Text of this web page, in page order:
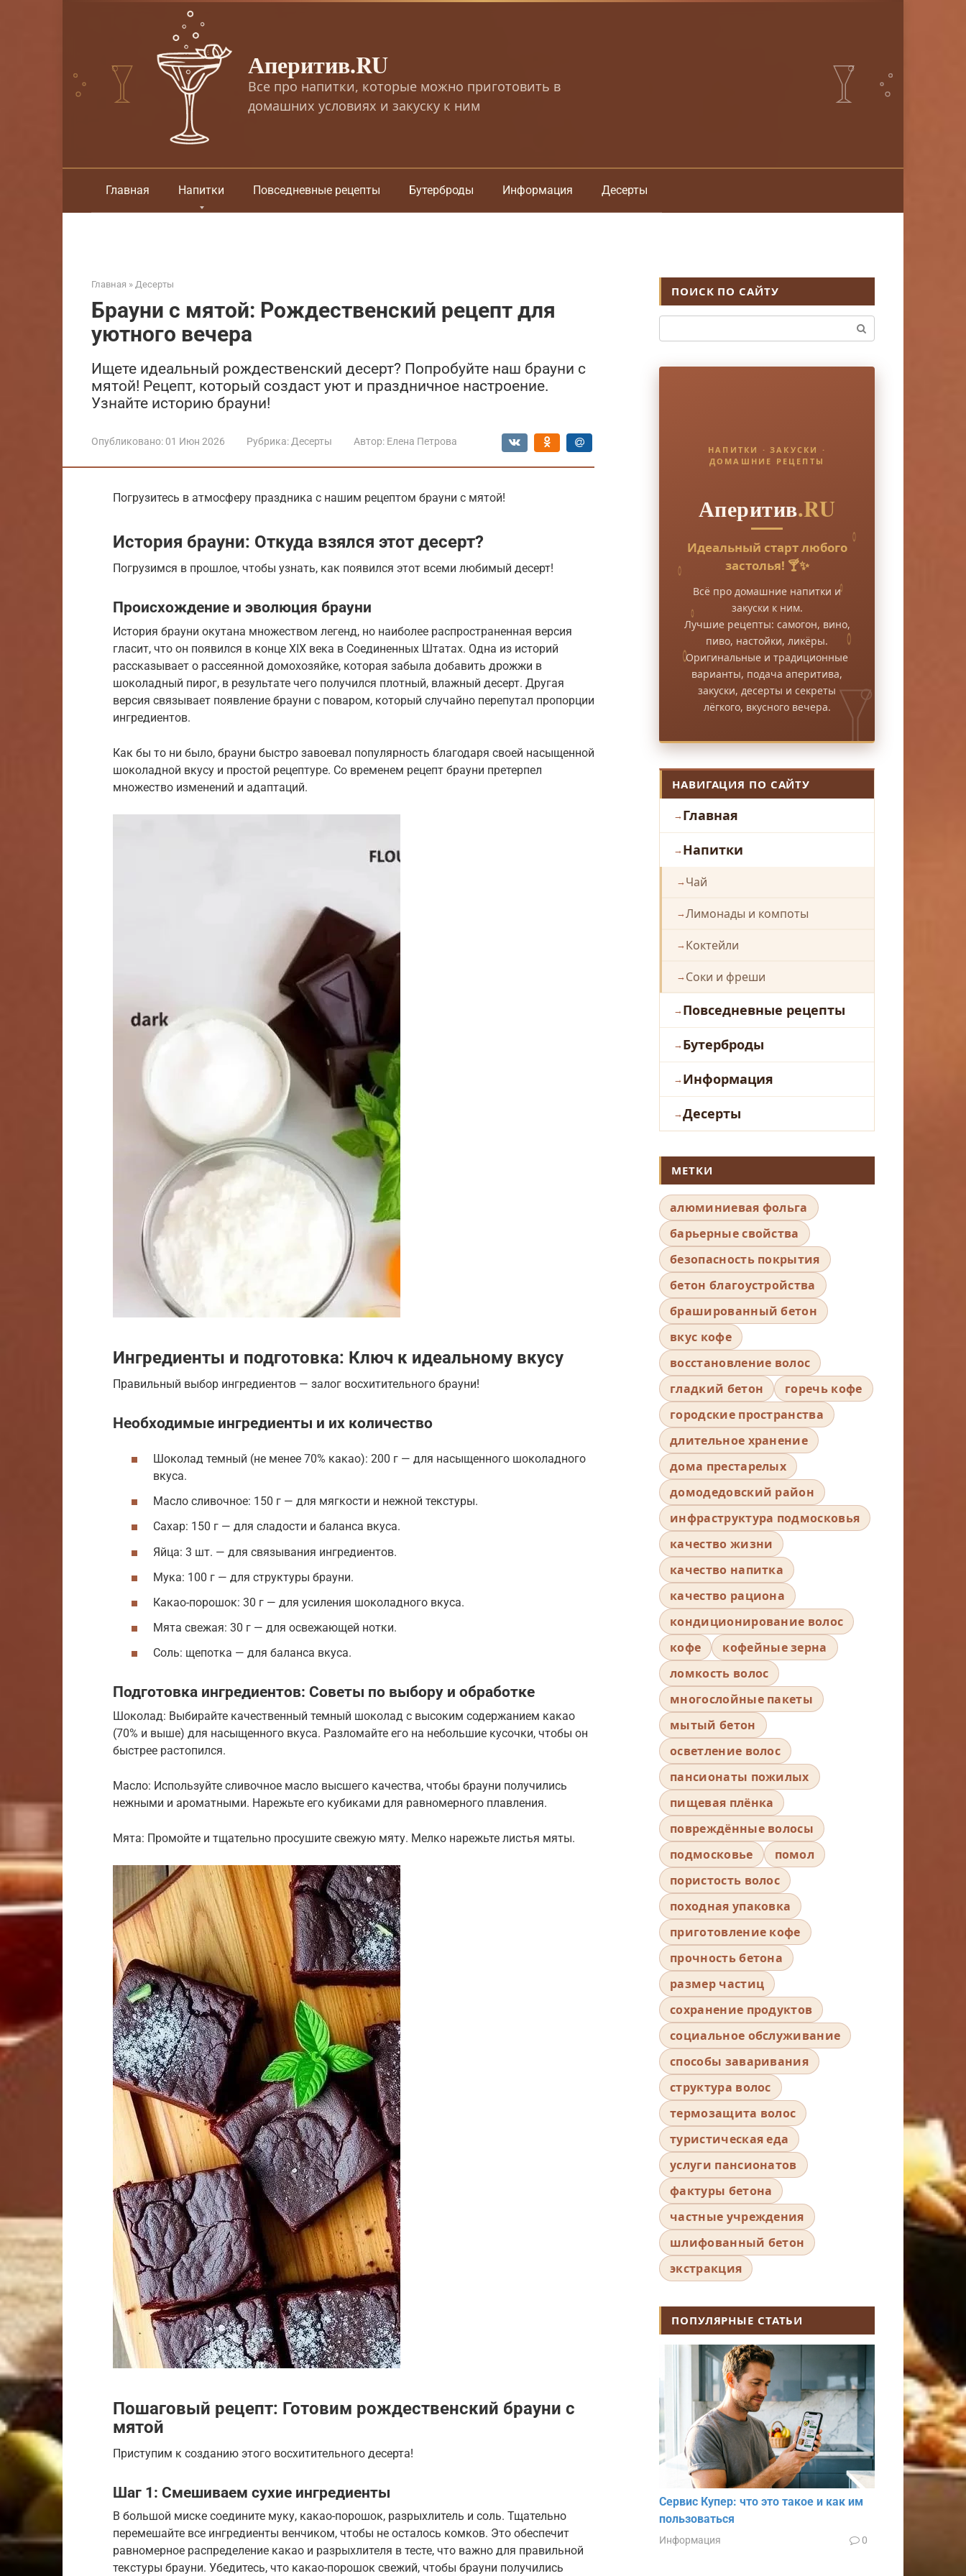
Аперитив.RU
Все про напитки, которые можно приготовить в
домашних условиях и закуску к ним
Главная Напитки Повседневные рецепты Бутерброды Информация Десерты
Главная » Десерты
Брауни с мятой: Рождественский рецепт для
уютного вечера
Ищете идеальный рождественский десерт? Попробуйте наш брауни с
мятой! Рецепт, который создаст уют и праздничное настроение.
Узнайте историю брауни!
Опубликовано: 01 Июн 2026 Рубрика: Десерты Автор: Елена Петрова
Погрузитесь в атмосферу праздника с нашим рецептом брауни с мятой!
История брауни: Откуда взялся этот десерт?
Погрузимся в прошлое, чтобы узнать, как появился этот всеми любимый десерт!
Происхождение и эволюция брауни
История брауни окутана множеством легенд, но наиболее распространенная версия
гласит, что он появился в конце XIX века в Соединенных Штатах. Одна из историй
рассказывает о рассеянной домохозяйке, которая забыла добавить дрожжи в
шоколадный пирог, в результате чего получился плотный, влажный десерт. Другая
версия связывает появление брауни с поваром, который случайно перепутал пропорции
ингредиентов.
Как бы то ни было, брауни быстро завоевал популярность благодаря своей насыщенной
шоколадной вкусу и простой рецептуре. Со временем рецепт брауни претерпел
множество изменений и адаптаций.
Ингредиенты и подготовка: Ключ к идеальному вкусу
Правильный выбор ингредиентов — залог восхитительного брауни!
Необходимые ингредиенты и их количество
Шоколад темный (не менее 70% какао): 200 г — для насыщенного шоколадного
вкуса.
Масло сливочное: 150 г — для мягкости и нежной текстуры.
Сахар: 150 г — для сладости и баланса вкуса.
Яйца: 3 шт. — для связывания ингредиентов.
Мука: 100 г — для структуры брауни.
Какао-порошок: 30 г — для усиления шоколадного вкуса.
Мята свежая: 30 г — для освежающей нотки.
Соль: щепотка — для баланса вкуса.
Подготовка ингредиентов: Советы по выбору и обработке
Шоколад: Выбирайте качественный темный шоколад с высоким содержанием какао
(70% и выше) для насыщенного вкуса. Разломайте его на небольшие кусочки, чтобы он
быстрее растопился.
Масло: Используйте сливочное масло высшего качества, чтобы брауни получились
нежными и ароматными. Нарежьте его кубиками для равномерного плавления.
Мята: Промойте и тщательно просушите свежую мяту. Мелко нарежьте листья мяты.
Пошаговый рецепт: Готовим рождественский брауни с
мятой
Приступим к созданию этого восхитительного десерта!
Шаг 1: Смешиваем сухие ингредиенты
В большой миске соедините муку, какао-порошок, разрыхлитель и соль. Тщательно
перемешайте все ингредиенты венчиком, чтобы не осталось комков. Это обеспечит
равномерное распределение какао и разрыхлителя в тесте, что важно для правильной
текстуры брауни. Убедитесь, что какао-порошок свежий, чтобы брауни получились
ПОИСК ПО САЙТУ
НАПИТКИ · ЗАКУСКИ ·
ДОМАШНИЕ РЕЦЕПТЫ
Аперитив.RU
Идеальный старт любого
застолья! 🍸✨
Всё про домашние напитки и
закуски к ним.
Лучшие рецепты: самогон, вино,
пиво, настойки, ликёры.
Оригинальные и традиционные
варианты, подача аперитива,
закуски, десерты и секреты
лёгкого, вкусного вечера.
НАВИГАЦИЯ ПО САЙТУ
Главная
Напитки
Чай
Лимонады и компоты
Коктейли
Соки и фреши
Повседневные рецепты
Бутерброды
Информация
Десерты
МЕТКИ
алюминиевая фольга
барьерные свойства
безопасность покрытия
бетон благоустройства
брашированный бетон
вкус кофе
восстановление волос
гладкий бетон
горечь кофе
городские пространства
длительное хранение
дома престарелых
домодедовский район
инфраструктура подмосковья
качество жизни
качество напитка
качество рациона
кондиционирование волос
кофе
кофейные зерна
ломкость волос
многослойные пакеты
мытый бетон
осветление волос
пансионаты пожилых
пищевая плёнка
повреждённые волосы
подмосковье
помол
пористость волос
походная упаковка
приготовление кофе
прочность бетона
размер частиц
сохранение продуктов
социальное обслуживание
способы заваривания
структура волос
термозащита волос
туристическая еда
услуги пансионатов
фактуры бетона
частные учреждения
шлифованный бетон
экстракция
ПОПУЛЯРНЫЕ СТАТЬИ
Сервис Купер: что это такое и как им
пользоваться
Информация 0